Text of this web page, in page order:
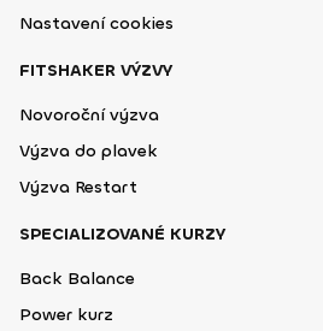
Nastavení cookies
FITSHAKER VÝZVY
Novoroční výzva
Výzva do plavek
Výzva Restart
SPECIALIZOVANÉ KURZY
Back Balance
Power kurz